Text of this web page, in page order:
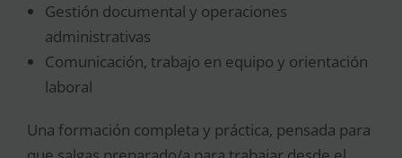
Gestión documental y operaciones
administrativas
Comunicación, trabajo en equipo y orientación
laboral
Una formación completa y práctica, pensada para